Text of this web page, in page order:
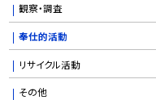
観察・調査
奉仕的活動
リサイクル活動
その他